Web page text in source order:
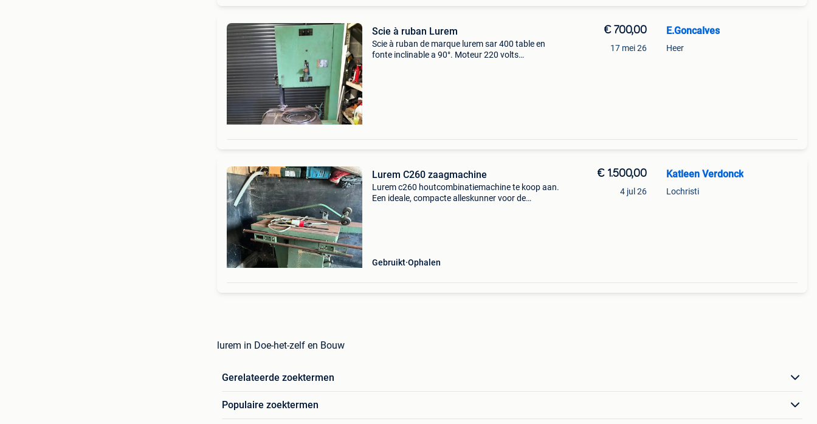
Scie à ruban Lurem
Scie à ruban de marque lurem sar 400 table en
fonte inclinable a 90°. Moteur 220 volts
€ 700,00
17 mei 26
E.Goncalves
Heer
Lurem C260 zaagmachine
Lurem c260 houtcombinatiemachine te koop aan.
Een ideale, compacte alleskunner voor de
Gebruikt Ophalen
€ 1.500,00
4 jul 26
Katleen Verdonck
Lochristi
lurem in Doe-het-zelf en Bouw
Gerelateerde zoektermen
Populaire zoektermen